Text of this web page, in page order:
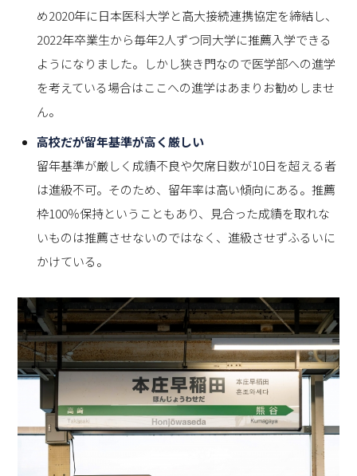
め2020年に日本医科大学と高大接続連携協定を締結し、
2022年卒業生から毎年2人ずつ同大学に推薦入学できる
ようになりました。しかし狭き門なので医学部への進学
を考えている場合はここへの進学はあまりお勧めしませ
ん。
高校だが留年基準が高く厳しい
留年基準が厳しく成績不良や欠席日数が10日を超える者
は進級不可。そのため、留年率は高い傾向にある。推薦
枠100％保持ということもあり、見合った成績を取れな
いものは推薦させないのではなく、進級させずふるいに
かけている。